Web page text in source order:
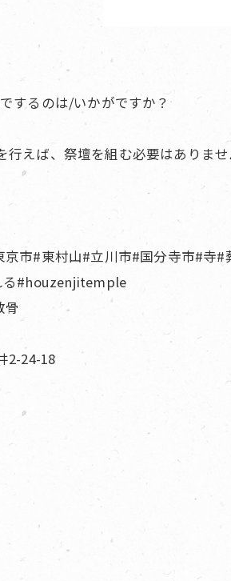
するのは/いかがですか？
行えば、祭壇を組む必要はありませ
市#東村山#立川市#国分寺市#寺
る#houzenjitemple
骨
2-24-18